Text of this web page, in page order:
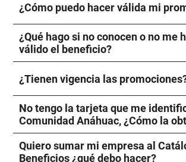
¿Cómo puedo hacer válida mi
¿Qué hago si no conocen o no me
válido el beneficio?
¿Tienen vigencia las
No tengo la tarjeta que me
Comunidad Anáhuac, ¿Cómo la
Quiero sumar mi empresa al
Beneficios ¿qué debo hacer?